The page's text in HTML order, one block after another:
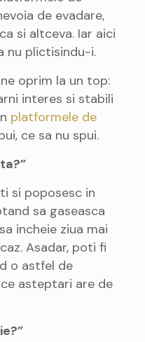
de evadare,
si altceva. Iar aici
nu plictisindu-i.
oprim la un top:
interes si stabili
platformele de
ce sa nu spui.
si poposesc in
sa gaseasca
incheie ziua mai
Asadar, poti fi
o astfel de
asteptari are de